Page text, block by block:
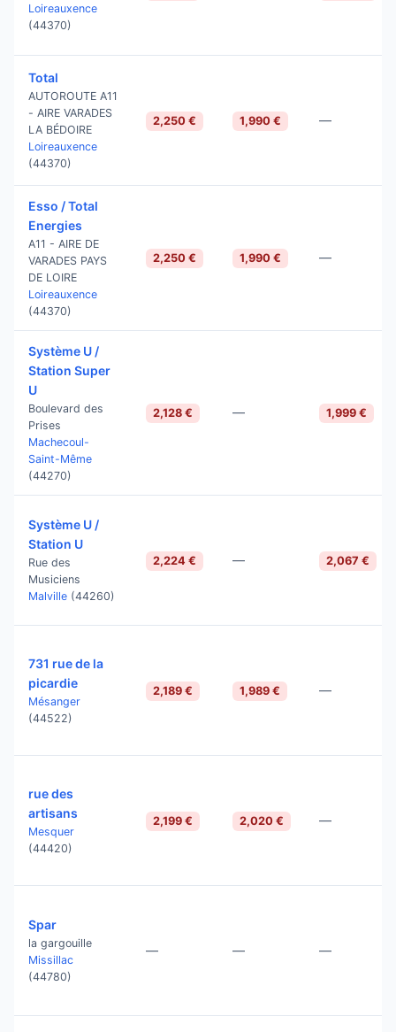
Loireauxence
(44370)
Total
AUTOROUTE A11
- AIRE VARADES
LA BÉDOIRE
Loireauxence
(44370)
2,250 € 1,990 € —
Esso / Total
Energies
A11 - AIRE DE
VARADES PAYS
DE LOIRE
Loireauxence
(44370)
2,250 € 1,990 € —
Système U /
Station Super
U
Boulevard des
Prises
Machecoul-
Saint-Même
(44270)
2,128 € — 1,999 €
Système U /
Station U
Rue des
Musiciens
Malville (44260)
2,224 € — 2,067 €
731 rue de la
picardie
Mésanger
(44522)
2,189 € 1,989 € —
rue des
artisans
Mesquer
(44420)
2,199 € 2,020 € —
Spar
la gargouille
Missillac
(44780)
— — —